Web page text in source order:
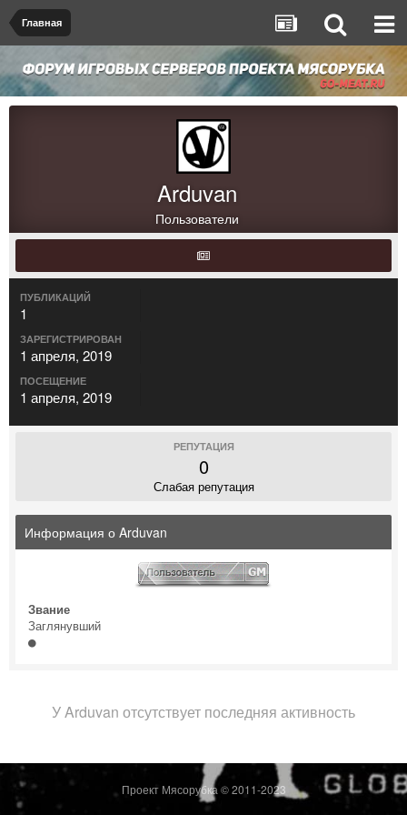
Главная
Arduvan
Пользователи
ПУБЛИКАЦИЙ
1
ЗАРЕГИСТРИРОВАН
1 апреля, 2019
ПОСЕЩЕНИЕ
1 апреля, 2019
РЕПУТАЦИЯ
0
Слабая репутация
Информация о Arduvan
Звание
Заглянувший
У Arduvan отсутствует последняя активность
Проект Мясорубка © 2011-2023